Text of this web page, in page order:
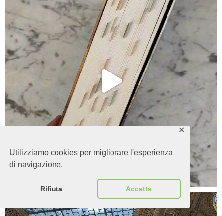
Utilizziamo cookies per migliorare l'esperienza
di navigazione.
Rifiuta Accetta
✕